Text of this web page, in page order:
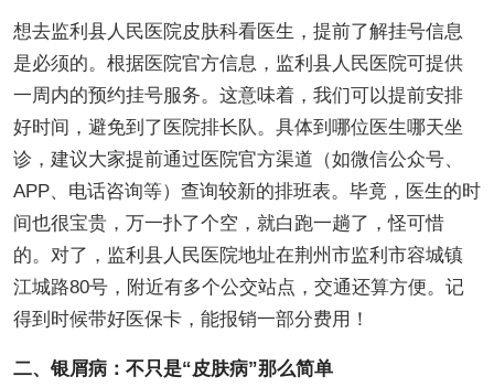
想去监利县人民医院皮肤科看医生，提前了解挂号信息
是必须的。根据医院官方信息，监利县人民医院可提供
一周内的预约挂号服务。这意味着，我们可以提前安排
好时间，避免到了医院排长队。具体到哪位医生哪天坐
诊，建议大家提前通过医院官方渠道（如微信公众号、
APP、电话咨询等）查询较新的排班表。毕竟，医生的时
间也很宝贵，万一扑了个空，就白跑一趟了，怪可惜
的。对了，监利县人民医院地址在荆州市监利市容城镇
江城路80号，附近有多个公交站点，交通还算方便。记
得到时候带好医保卡，能报销一部分费用！
二、银屑病：不只是“皮肤病”那么简单